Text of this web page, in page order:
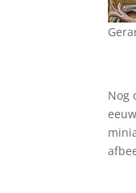
Nog